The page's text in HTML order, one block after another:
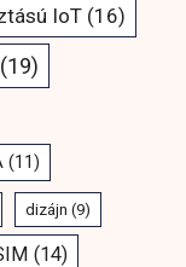
IoT (16)
(19)
(11)
dizájn (9)
(14)